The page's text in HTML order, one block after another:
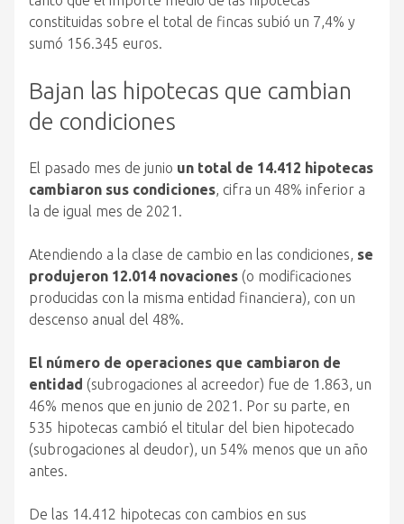
constituidas sobre el total de fincas subió un 7,4% y
sumó 156.345 euros.
Bajan las hipotecas que cambian
de condiciones
El pasado mes de junio un total de 14.412 hipotecas
cambiaron sus condiciones, cifra un 48% inferior a
la de igual mes de 2021.
Atendiendo a la clase de cambio en las condiciones, se
produjeron 12.014 novaciones (o modificaciones
producidas con la misma entidad financiera), con un
descenso anual del 48%.
El número de operaciones que cambiaron de
entidad (subrogaciones al acreedor) fue de 1.863, un
46% menos que en junio de 2021. Por su parte, en
535 hipotecas cambió el titular del bien hipotecado
(subrogaciones al deudor), un 54% menos que un año
antes.
De las 14.412 hipotecas con cambios en sus